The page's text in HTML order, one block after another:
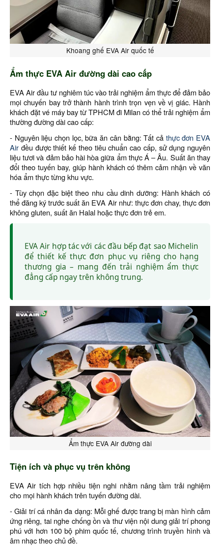
Khoang ghế EVA Air quốc tế
Ẩm thực EVA Air đường dài cao cấp
EVA Air đầu tư nghiêm túc vào trải nghiệm ẩm thực để đảm bảo
mọi chuyến bay trở thành hành trình trọn vẹn về vị giác. Hành
khách đặt vé máy bay từ TPHCM đi Milan có thể trải nghiệm ẩm
thường đường dài cao cấp:
- Nguyên liệu chọn lọc, bữa ăn cân bằng: Tất cả thực đơn EVA
Air đều được thiết kế theo tiêu chuẩn cao cấp, sử dụng nguyên
liệu tươi và đảm bảo hài hòa giữa ẩm thực Á – Âu. Suất ăn thay
đổi theo tuyến bay, giúp hành khách có thêm cảm nhận về văn
hóa ẩm thực từng khu vực.
- Tùy chọn đặc biệt theo nhu cầu dinh dưỡng: Hành khách có
thể đăng ký trước suất ăn EVA Air như: thực đơn chay, thực đơn
không gluten, suất ăn Halal hoặc thực đơn trẻ em.
EVA Air hợp tác với các đầu bếp đạt sao Michelin
để thiết kế thực đơn phục vụ riêng cho hạng
thương gia – mang đến trải nghiệm ẩm thực
đẳng cấp ngay trên không trung.
Ẩm thực EVA Air đường dài
Tiện ích và phục vụ trên không
EVA Air tích hợp nhiều tiện nghi nhằm nâng tầm trải nghiệm
cho mọi hành khách trên tuyến đường dài.
- Giải trí cá nhân đa dạng: Mỗi ghế được trang bị màn hình cảm
ứng riêng, tai nghe chống ồn và thư viện nội dung giải trí phong
phú với hơn 100 bộ phim quốc tế, chương trình truyền hình và
âm nhạc theo chủ đề.